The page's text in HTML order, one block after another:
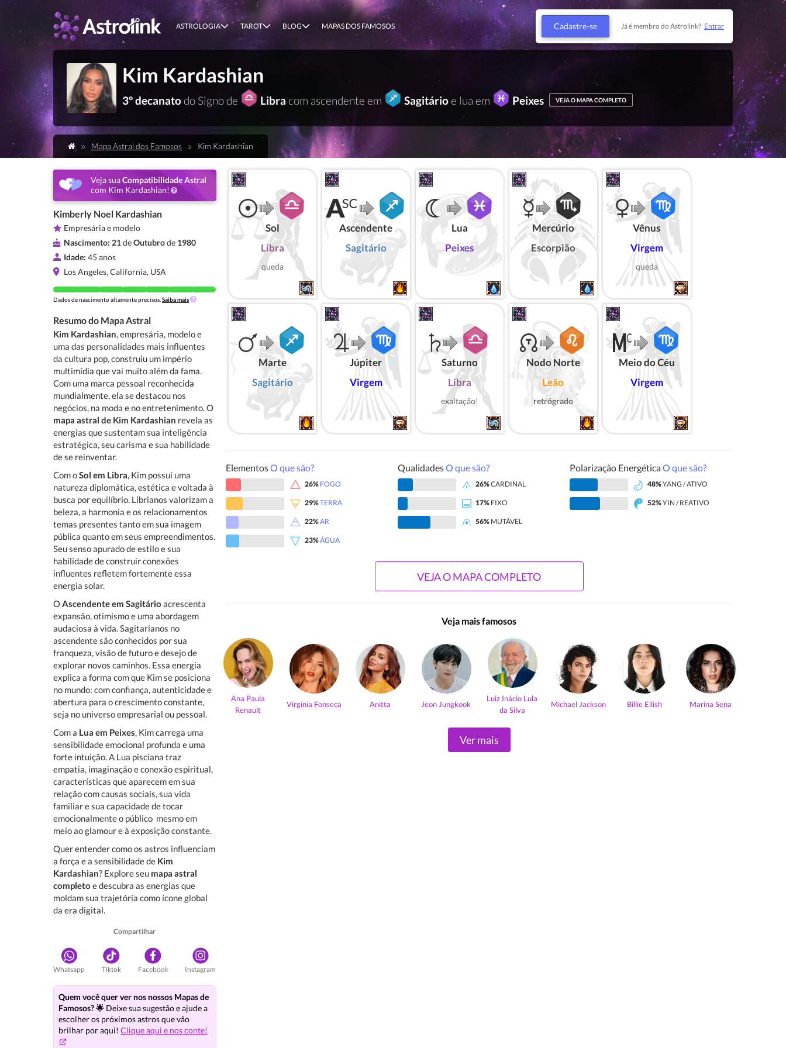
ASTROLOGIA TAROT BLOG MAPAS DOS FAMOSOS Cadastre-se Já é membro do Astrolink? Entrar
Kim Kardashian
3º decanatodo Signo de Libra com ascendente em Sagitárioe lua em Peixes VEJA O MAPA COMPLETO
Mapa Astral dos Famosos Kim Kardashian
Veja suaCompatibilidade Astral
com Kim Kardashian!
Kimberly Noel Kardashian
Empresária e modelo
Nascimento: 21deOutubrode 1980
Idade: 45 anos
Los Angeles, California, USA
Dados de nascimento altamente precisos. Saiba mais
Resumo do Mapa Astral
Kim Kardashian, empresária, modelo e
uma das personalidades mais influentes
da cultura pop, construiu um império
multimídia que vai muito além da fama.
Com uma marca pessoal reconhecida
mundialmente, ela se destacou nos
negócios, na moda e no entretenimento. O
mapa astral de Kim Kardashian revela as
energias que sustentam sua inteligência
estratégica, seu carisma e sua habilidade
de se reinventar.
Com oSol em Libra, Kim possui uma
natureza diplomática, estética e voltada à
busca por equilíbrio. Librianos valorizam a
beleza, a harmonia e os relacionamentos 
temas presentes tanto em sua imagem
pública quanto em seus empreendimentos.
Seu senso apurado de estilo e sua
habilidade de construir conexões
influentes refletem fortemente essa
energia solar.
OAscendente em Sagitário acrescenta
expansão, otimismo e uma abordagem
audaciosa à vida. Sagitarianos no
ascendente são conhecidos por sua
franqueza, visão de futuro e desejo de
explorar novos caminhos. Essa energia
explica a forma com que Kim se posiciona
no mundo: com confiança, autenticidade e
abertura para o crescimento constante,
seja no universo empresarial ou pessoal.
Com a Lua em Peixes, Kim carrega uma
sensibilidade emocional profunda e uma
forte intuição. A Lua pisciana traz
empatia, imaginação e conexão espiritual,
características que aparecem em sua
relação com causas sociais, sua vida
familiar e sua capacidade de tocar
emocionalmente o público  mesmo em
meio ao glamour e à exposição constante.
Quer entender como os astros influenciam
a força e a sensibilidade de Kim
Kardashian? Explore seu mapa astral
completo e descubra as energias que
moldam sua trajetória como ícone global
da era digital.
Compartilhar
Whatsapp Tiktok Facebook Instagram
Quem você quer ver nos nossos Mapas de
Famosos? 🌟 Deixe sua sugestão e ajude a
escolher os próximos astros que vão
brilhar por aqui! Clique aqui e nos conte!
Sol
Libra
queda
Ascendente
Sagitário
Lua
Peixes
Mercúrio
Escorpião
Vênus
Virgem
queda
Marte
Sagitário
Júpiter
Virgem
Saturno
Libra
exaltação!
Nodo Norte
Leão
retrógrado
Meio do Céu
Virgem
ElementosO que são?
26% FOGO
29%TERRA
22%AR
23%ÁGUA
QualidadesO que são?
26%CARDINAL
17%FIXO
56%MUTÁVEL
Polarização EnergéticaO que são?
48%YANG / ATIVO
52%YIN / REATIVO
VEJA O MAPA COMPLETO
Veja mais famosos
Ana Paula
Renault
Virgínia Fonseca Anitta Jeon Jungkook
Luiz Inácio Lula
da Silva
Michael Jackson Billie Eilish Marina Sena
Ver mais